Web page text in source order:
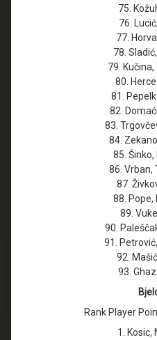
75.
76.
77.
78.
79.
80.
81.
82.
83.
84.
85. Šinko,
86. Vrban,
87.
88. Pope,
89.
90.
91.
92.
93.
Rank Player
1. Kosic,